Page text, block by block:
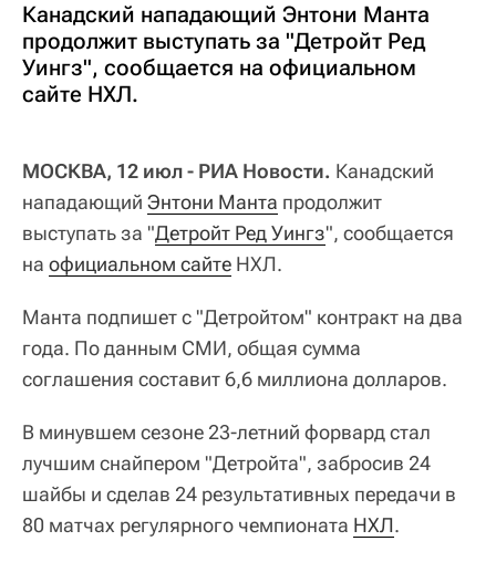
Канадский нападающий Энтони Манта
продолжит выступать за "Детройт Ред
Уингз", сообщается на официальном
сайте НХЛ.
МОСКВА, 12 июл - РИА Новости. Канадский
нападающий Энтони Манта продолжит
выступать за "Детройт Ред Уингз", сообщается
на официальном сайте НХЛ.
Манта подпишет с "Детройтом" контракт на два
года. По данным СМИ, общая сумма
соглашения составит 6,6 миллиона долларов.
В минувшем сезоне 23-летний форвард стал
лучшим снайпером "Детройта", забросив 24
шайбы и сделав 24 результативных передачи в
80 матчах регулярного чемпионата НХЛ.